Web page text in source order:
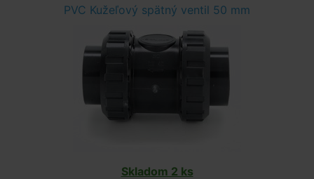
PVC Kužeľový spätný ventil 50 mm
Skladom 2 ks